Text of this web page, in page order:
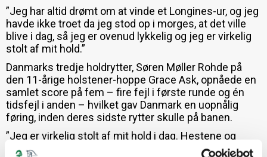
”Jeg har altid drømt om at vinde et Longines-ur, og jeg
havde ikke troet da jeg stod op i morges, at det ville
blive i dag, så jeg er ovenud lykkelig og jeg er virkelig
stolt af mit hold.”
Danmarks tredje holdrytter, Søren Møller Rohde på
den 11-årige holstener-hoppe Grace Ask, opnåede en
samlet score på fem – fire fejl i første runde og én
tidsfejl i anden – hvilket gav Danmark en uopnålig
føring, inden deres sidste rytter skulle på banen.
”Jeg er virkelig stolt af mit hold i dag. Hestene og
rytterne leverede virkelig flot ridning, og det er altid